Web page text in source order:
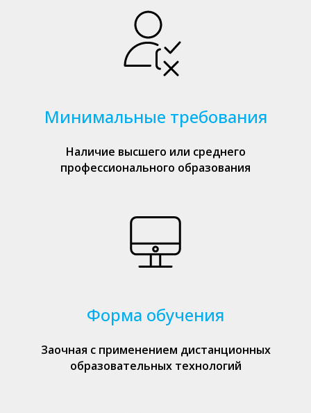
Минимальные требования
Наличие высшего или среднего
профессионального образования
Форма обучения
Заочная с применением дистанционных
образовательных технологий